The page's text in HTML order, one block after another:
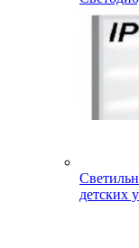
детских